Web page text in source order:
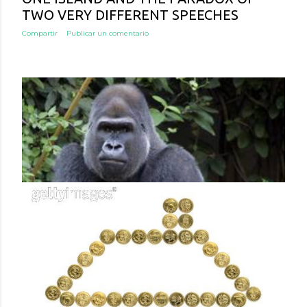
TWO VERY DIFFERENT SPEECHES
Compartir Publicar un comentario